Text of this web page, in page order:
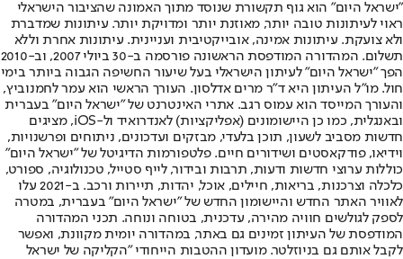
"ישראל היום" הוא גוף תקשורת שנוסד מתוך האמונה שהציבור הישראלי
ראוי לעיתונות טובה יותר, מאוזנת יותר ומדויקת יותר. עיתונות שמדברת
ולא צועקת. עיתונות אמינה, אובייקטיבית ועניינית. עיתונות אחרת וללא
תשלום. המהדורה המודפסת הראשונה פורסמה ב-30 ביולי 2007, וב-2010
הפך "ישראל היום" לעיתון הישראלי בעל שיעור החשיפה הגבוה ביותר בימי
חול. מו"ל העיתון היא ד"ר מרים אדלסון. העורך הראשי הוא עמר לחמנוביץ,
והעורך המייסד הוא עמוס רגב. אתרי האינטרנט של "ישראל היום" בעברית
ובאנגלית, כמו כן היישומונים (אפליקציות) לאנדרואיד ול-iOS, מציגים
חדשות מסביב לשעון, תוכן בלעדי, מבזקים ועדכונים, ניתוחים ופרשנויות,
וידיאו, פודקאסטים ושידורים חיים. פלטפורמות הדיגיטל של "ישראל היום"
כוללות ערוצי חדשות ודעות, תרבות ובידור, לייף סטייל, טכנולוגיה, ספורט,
כלכלה וצרכנות, בריאות, חיילים, אוכל, יהדות, תיירות ורכב. ב-2021 עלו
לאוויר האתר החדש והיישומון החדש של "ישראל היום" בעברית, במטרה
לספק לגולשים חוויה מהירה, עדכנית, בטוחה ונוחה. תכני המהדורה
המודפסת של העיתון זמינים גם באתר, במהדורה יומית מקוונת, ואפשר
לקבל אותם גם בניוזלטר. מועדון ההטבות הייחודי "הקליקה של ישראל